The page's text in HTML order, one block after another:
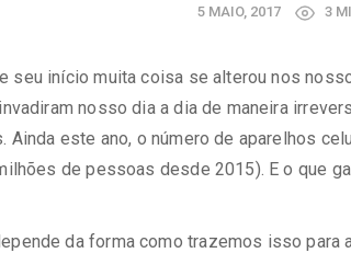
5 MAIO, 2017 3
seu início muita coisa se alterou nos
nosso dia a dia de maneira
Ainda este ano, o número de aparelhos
de pessoas desde 2015). E o que
da forma como trazemos isso